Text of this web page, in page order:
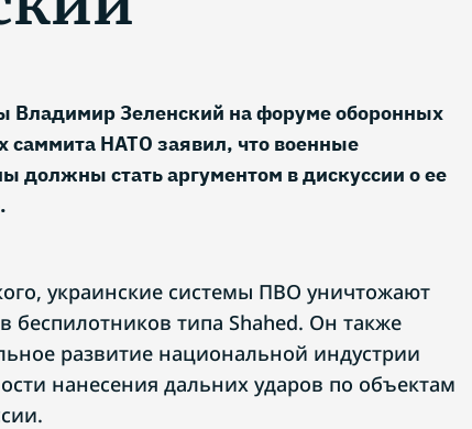
Владимир Зеленский на форуме оборонных
саммита НАТО заявил, что военные
должны стать аргументом в дискуссии о ее
украинские системы ПВО уничтожают
беспилотников типа Shahed. Он также
развитие национальной индустрии
нанесения дальних ударов по объектам